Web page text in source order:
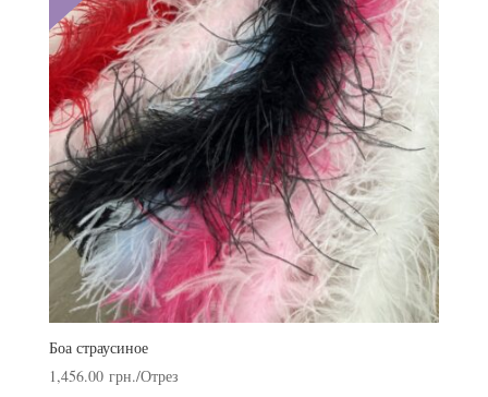
Боа страусиное
1,456.00 грн./Отрез